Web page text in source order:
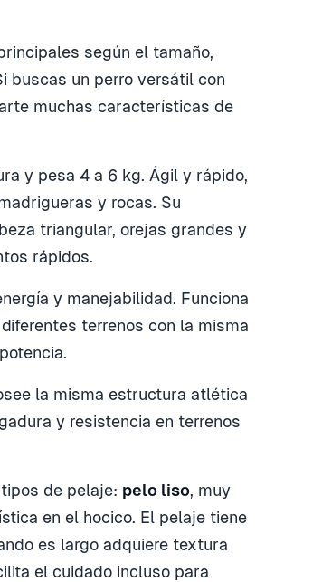
según el tamaño,
buscas un perro versátil con
muchas características de
y pesa 4 a 6 kg. Ágil y rápido,
y rocas. Su
triangular, orejas grandes y
rápidos.
y manejabilidad. Funciona
terrenos con la misma
la misma estructura atlética
y resistencia en terrenos
de pelaje: pelo liso, muy
en el hocico. El pelaje tiene
es largo adquiere textura
el cuidado incluso para